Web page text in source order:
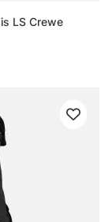
LS Crewe